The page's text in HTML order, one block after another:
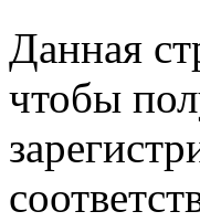
Данная
чтобы